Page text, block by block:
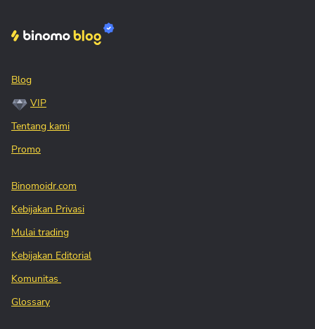
Blog
VIP
Tentang kami
Promo
Binomoidr.com
Kebijakan Privasi
Mulai trading
Kebijakan Editorial
Komunitas
Glossary